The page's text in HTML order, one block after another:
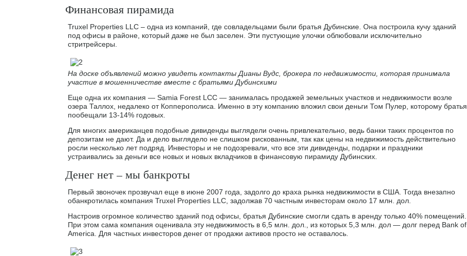
Финансовая пирамида
Truxel Properties LLC – одна из компаний, где совладельцами были братья Дубинские. Она построила кучу зданий
под офисы в районе, который даже не был заселен. Эти пустующие улочки облюбовали исключительно
стритрейсеры.
На доске объявлений можно увидеть контакты Дианы Вудс, брокера по недвижимости, которая принимала
участие в мошенничестве вместе с братьями Дубинскими
Еще одна их компания — Samia Forest LCC — занималась продажей земельных участков и недвижимости возле
озера Таллох, недалеко от Копперополиса. Именно в эту компанию вложил свои деньги Том Пулер, которому братья
пообещали 13-14% годовых.
Для многих американцев подобные дивиденды выглядели очень привлекательно, ведь банки таких процентов по
депозитам не дают. Да и дело выглядело не слишком рискованным, так как цены на недвижимость действительно
росли несколько лет подряд. Инвесторы и не подозревали, что все эти дивиденды, подарки и праздники
устраивались за деньги все новых и новых вкладчиков в финансовую пирамиду Дубинских.
Денег нет – мы банкроты
Первый звоночек прозвучал еще в июне 2007 года, задолго до краха рынка недвижимости в США. Тогда внезапно
обанкротилась компания Truxel Properties LLC, задолжав 70 частным инвесторам около 17 млн. дол.
Настроив огромное количество зданий под офисы, братья Дубинские смогли сдать в аренду только 40% помещений.
При этом сама компания оценивала эту недвижимость в 6,5 млн. дол., из которых 5,3 млн. дол — долг перед Bank of
America. Для частных инвесторов денег от продажи активов просто не оставалось.